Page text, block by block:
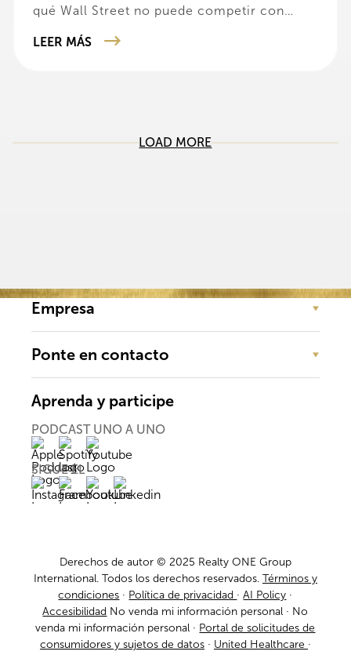
qué Wall Street no puede competir con
LEER MÁS
LOAD MORE
Empresa
Ponte en contacto
Aprenda y participe
PODCAST UNO A UNO
SIGUE EL
Derechos de autor © 2025 Realty ONE Group
International. Todos los derechos reservados. Términos y
condiciones · Política de privacidad ·AI Policy ·
Accesibilidad No venda mi información personal · No
venda mi información personal · Portal de solicitudes de
consumidores y sujetos de datos· United Healthcare ·